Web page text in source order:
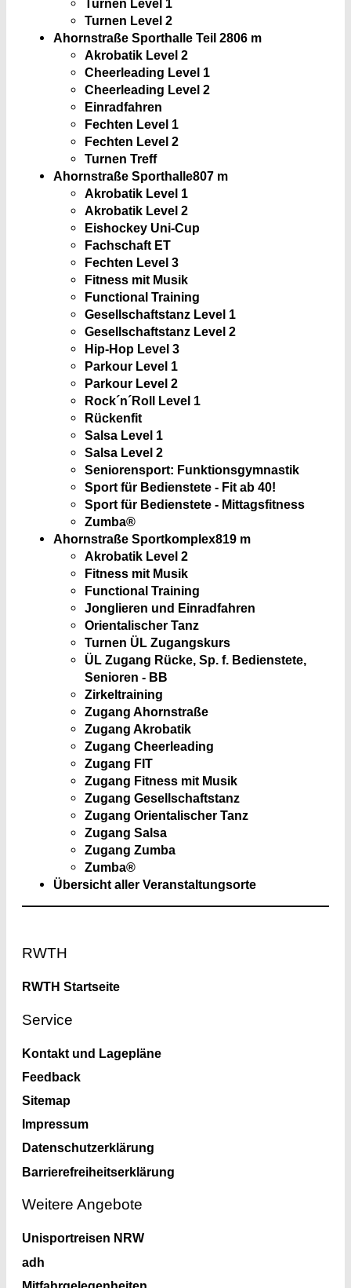
Turnen Level 1
Turnen Level 2
Ahornstraße Sporthalle Teil 2806 m
Akrobatik Level 2
Cheerleading Level 1
Cheerleading Level 2
Einradfahren
Fechten Level 1
Fechten Level 2
Turnen Treff
Ahornstraße Sporthalle807 m
Akrobatik Level 1
Akrobatik Level 2
Eishockey Uni-Cup
Fachschaft ET
Fechten Level 3
Fitness mit Musik
Functional Training
Gesellschaftstanz Level 1
Gesellschaftstanz Level 2
Hip-Hop Level 3
Parkour Level 1
Parkour Level 2
Rock´n´Roll Level 1
Rückenfit
Salsa Level 1
Salsa Level 2
Seniorensport: Funktionsgymnastik
Sport für Bedienstete - Fit ab 40!
Sport für Bedienstete - Mittagsfitness
Zumba®
Ahornstraße Sportkomplex819 m
Akrobatik Level 2
Fitness mit Musik
Functional Training
Jonglieren und Einradfahren
Orientalischer Tanz
Turnen ÜL Zugangskurs
ÜL Zugang Rücke, Sp. f. Bedienstete,
Senioren - BB
Zirkeltraining
Zugang Ahornstraße
Zugang Akrobatik
Zugang Cheerleading
Zugang FIT
Zugang Fitness mit Musik
Zugang Gesellschaftstanz
Zugang Orientalischer Tanz
Zugang Salsa
Zugang Zumba
Zumba®
Übersicht aller Veranstaltungsorte
RWTH
RWTH Startseite
Service
Kontakt und Lagepläne
Feedback
Sitemap
Impressum
Datenschutzerklärung
Barrierefreiheitserklärung
Weitere Angebote
Unisportreisen NRW
adh